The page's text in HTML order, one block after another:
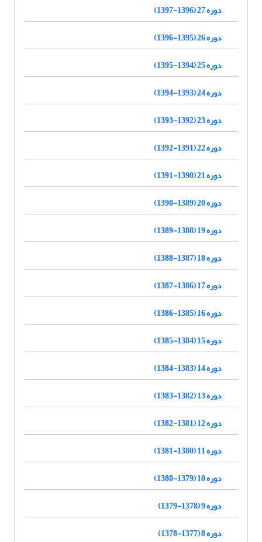
دوره 27 (1396-1397)
دوره 26 (1395-1396)
دوره 25 (1394-1395)
دوره 24 (1393-1394)
دوره 23 (1392-1393)
دوره 22 (1391-1392)
دوره 21 (1390-1391)
دوره 20 (1389-1390)
دوره 19 (1388-1389)
دوره 18 (1387-1388)
دوره 17 (1386-1387)
دوره 16 (1385-1386)
دوره 15 (1384-1385)
دوره 14 (1383-1384)
دوره 13 (1382-1383)
دوره 12 (1381-1382)
دوره 11 (1380-1381)
دوره 10 (1379-1380)
دوره 9 (1378-1379)
دوره 8 (1377-1378)